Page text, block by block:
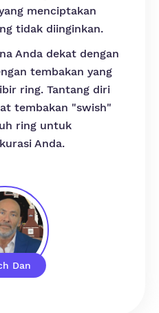
Dan
menciptakan
tidak diinginkan.
Anda dekat dengan
tembakan yang
ring. Tantang diri
tembakan "swish"
ring untuk
Anda.